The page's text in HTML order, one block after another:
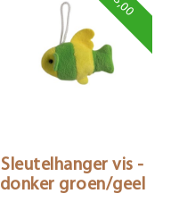
Sleutelhanger vis -
donker groen/geel